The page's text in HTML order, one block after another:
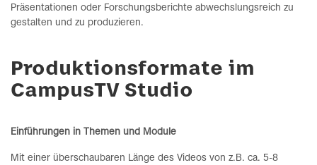
Präsentationen oder Forschungsberichte abwechslungsreich zu
gestalten und zu produzieren.
Produktionsformate im
CampusTV Studio
Einführungen in Themen und Module
Mit einer überschaubaren Länge des Videos von z.B. ca. 5-8